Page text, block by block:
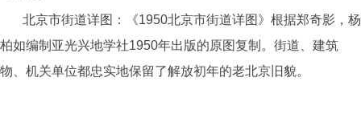
北京市街道详图：《1950北京市街道详图》根据郑奇影，杨
柏如编制亚光兴地学社1950年出版的原图复制。街道、建筑
物、机关单位都忠实地保留了解放初年的老北京旧貌。